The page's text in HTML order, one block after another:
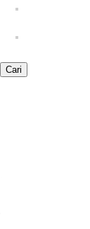
Cari